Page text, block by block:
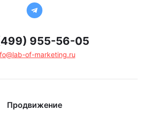
955-56-05
of-marketing.ru
Продвижение